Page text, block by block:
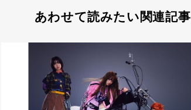
あわせて読みたい関連記事